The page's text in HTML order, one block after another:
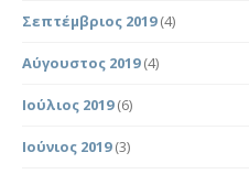
Σεπτέμβριος 2019(4)
Αύγουστος 2019(4)
Ιούλιος 2019(6)
Ιούνιος 2019(3)